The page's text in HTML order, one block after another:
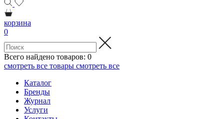
корзина
0
Всего найдено товаров: 0
смотреть все товары смотреть все
Каталог
Бренды
Журнал
Услуги